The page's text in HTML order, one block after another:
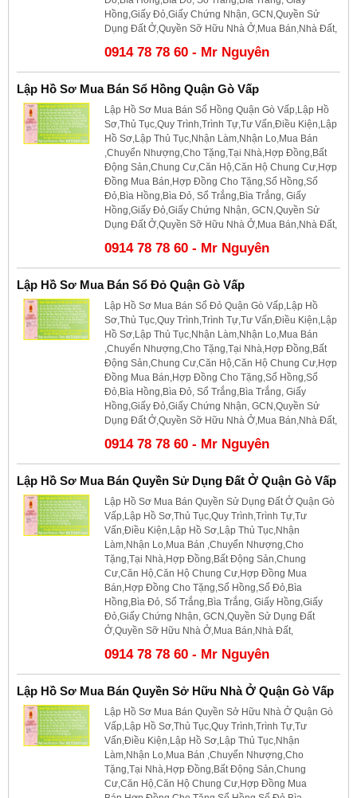
Hồng,Giấy Đỏ,Giấy Chứng Nhận, GCN,Quyền Sử
Dụng Đất Ở,Quyền Sỡ Hữu Nhà Ở,Mua Bán,Nhà Đất,
0914 78 78 60 - Mr Nguyên
Lập Hồ Sơ Mua Bán Sổ Hồng Quận Gò Vấp
Lập Hồ Sơ Mua Bán Sổ Hồng Quận Gò Vấp,Lập Hồ
Sơ,Thủ Tục,Quy Trình,Trình Tự,Tư Vấn,Điều Kiện,Lập
Hồ Sơ,Lập Thủ Tục,Nhận Làm,Nhận Lo,Mua Bán
,Chuyển Nhượng,Cho Tặng,Tại Nhà,Hợp Đồng,Bất
Động Sản,Chung Cư,Căn Hộ,Căn Hộ Chung Cư,Hợp
Đồng Mua Bán,Hợp Đồng Cho Tặng,Sổ Hồng,Sổ
Đỏ,Bìa Hồng,Bìa Đỏ, Sổ Trắng,Bìa Trắng, Giấy
Hồng,Giấy Đỏ,Giấy Chứng Nhận, GCN,Quyền Sử
Dụng Đất Ở,Quyền Sỡ Hữu Nhà Ở,Mua Bán,Nhà Đất,
0914 78 78 60 - Mr Nguyên
Lập Hồ Sơ Mua Bán Sổ Đỏ Quận Gò Vấp
Lập Hồ Sơ Mua Bán Sổ Đỏ Quận Gò Vấp,Lập Hồ
Sơ,Thủ Tục,Quy Trình,Trình Tự,Tư Vấn,Điều Kiện,Lập
Hồ Sơ,Lập Thủ Tục,Nhận Làm,Nhận Lo,Mua Bán
,Chuyển Nhượng,Cho Tặng,Tại Nhà,Hợp Đồng,Bất
Động Sản,Chung Cư,Căn Hộ,Căn Hộ Chung Cư,Hợp
Đồng Mua Bán,Hợp Đồng Cho Tặng,Sổ Hồng,Sổ
Đỏ,Bìa Hồng,Bìa Đỏ, Sổ Trắng,Bìa Trắng, Giấy
Hồng,Giấy Đỏ,Giấy Chứng Nhận, GCN,Quyền Sử
Dụng Đất Ở,Quyền Sỡ Hữu Nhà Ở,Mua Bán,Nhà Đất,
0914 78 78 60 - Mr Nguyên
Lập Hồ Sơ Mua Bán Quyền Sử Dụng Đất Ở Quận Gò Vấp
Lập Hồ Sơ Mua Bán Quyền Sử Dụng Đất Ở Quận Gò
Vấp,Lập Hồ Sơ,Thủ Tục,Quy Trình,Trình Tự,Tư
Vấn,Điều Kiện,Lập Hồ Sơ,Lập Thủ Tục,Nhận
Làm,Nhận Lo,Mua Bán ,Chuyển Nhượng,Cho
Tặng,Tại Nhà,Hợp Đồng,Bất Động Sản,Chung
Cư,Căn Hộ,Căn Hộ Chung Cư,Hợp Đồng Mua
Bán,Hợp Đồng Cho Tặng,Sổ Hồng,Sổ Đỏ,Bìa
Hồng,Bìa Đỏ, Sổ Trắng,Bìa Trắng, Giấy Hồng,Giấy
Đỏ,Giấy Chứng Nhận, GCN,Quyền Sử Dụng Đất
Ở,Quyền Sỡ Hữu Nhà Ở,Mua Bán,Nhà Đất,
0914 78 78 60 - Mr Nguyên
Lập Hồ Sơ Mua Bán Quyền Sở Hữu Nhà Ở Quận Gò Vấp
Lập Hồ Sơ Mua Bán Quyền Sở Hữu Nhà Ở Quận Gò
Vấp,Lập Hồ Sơ,Thủ Tục,Quy Trình,Trình Tự,Tư
Vấn,Điều Kiện,Lập Hồ Sơ,Lập Thủ Tục,Nhận
Làm,Nhận Lo,Mua Bán ,Chuyển Nhượng,Cho
Tặng,Tại Nhà,Hợp Đồng,Bất Động Sản,Chung
Cư,Căn Hộ,Căn Hộ Chung Cư,Hợp Đồng Mua